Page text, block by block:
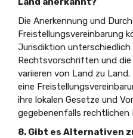
Die Anerkennung und
Freistellungsvereinbarung
Jurisdiktion unterschiedlich
Rechtsvorschriften und
variieren von Land zu
eine
ihre lokalen Gesetze und
gegebenenfalls rechtlichen
8. Gibt es Alternativen